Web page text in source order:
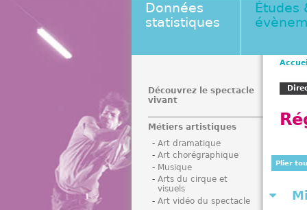
Données
statistiques
Études
s
e
Accueil
Plier
Découvrez le spectacle
vivant
Métiers artistiques
Art dramatique
Art chorégraphique
Musique
Arts du cirque et
visuels
Art vidéo du spectacle